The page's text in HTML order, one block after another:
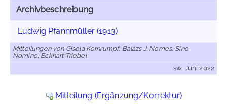
Archivbeschreibung
Ludwig Pfannmüller (1913)
Mitteilungen von Gisela Kornrumpf, Balázs J. Nemes, Sine
Nomine, Eckhart Triebel
sw, Juni 2022
Mitteilung (Ergänzung/Korrektur)